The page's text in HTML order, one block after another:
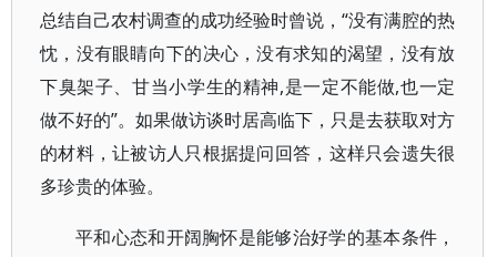
总结自己农村调查的成功经验时曾说，“没有满腔的热
忱，没有眼睛向下的决心，没有求知的渴望，没有放
下臭架子、甘当小学生的精神,是一定不能做,也一定
做不好的”。如果做访谈时居高临下，只是去获取对方
的材料，让被访人只根据提问回答，这样只会遗失很
多珍贵的体验。
平和心态和开阔胸怀是能够治好学的基本条件，